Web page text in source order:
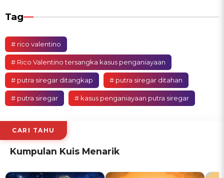
Tag
# rico valentino
# Rico Valentino tersangka kasus penganiayaan
# putra siregar ditangkap # putra siregar ditahan
# putra siregar # kasus penganiayaan putra siregar
CARI TAHU
Kumpulan Kuis Menarik